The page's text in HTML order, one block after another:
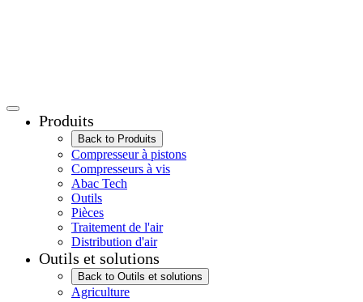
Produits
Back to Produits
Compresseur à pistons
Compresseurs à vis
Abac Tech
Outils
Pièces
Traitement de l'air
Distribution d'air
Outils et solutions
Back to Outils et solutions
Agriculture